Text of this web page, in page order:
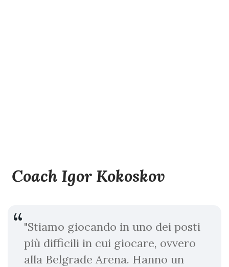
Coach Igor Kokoskov
"Stiamo giocando in uno dei posti
più difficili in cui giocare, ovvero
alla Belgrade Arena. Hanno un